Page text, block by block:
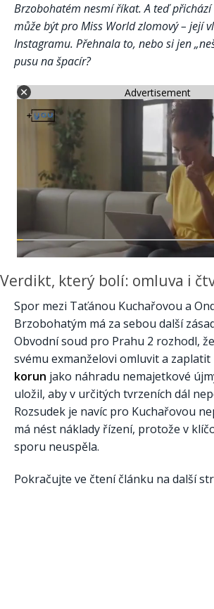
Brzobohatém nesmí říkat. A teď
může být pro Miss World zlomový – její
Instagramu. Přehnala to, nebo si jen
pusu na špacír?
Advertisement
Verdikt, který bolí: omluva i
Spor mezi Taťánou Kuchařovou a
Brzobohatým má za sebou další
Obvodní soud pro Prahu 2 rozhodl,
svému exmanželovi omluvit a zaplatit
korun jako náhradu nemajetkové
uložil, aby v určitých tvrzeních dál
Rozsudek je navíc pro Kuchařovou
má nést náklady řízení, protože v
sporu neuspěla.
Pokračujte ve čtení článku na další